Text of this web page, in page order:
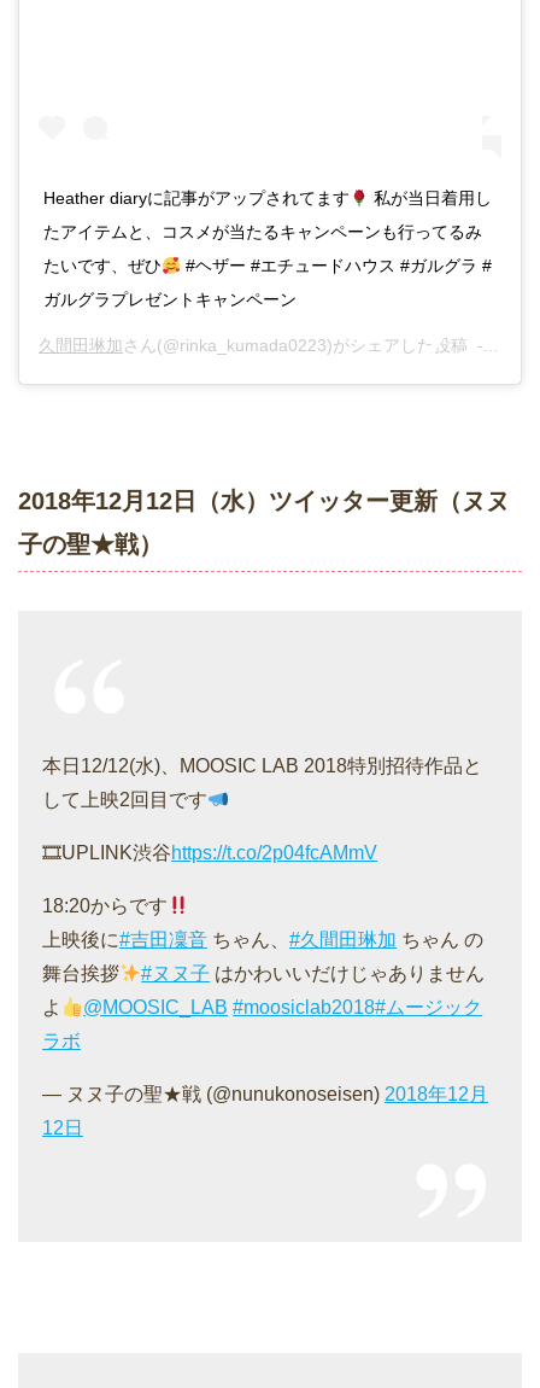
Heather diaryに記事がアップされてます
私が当日着用し
たアイテムと、コスメが当たるキャンペーンも行ってるみ
たいです、ぜひ
#ヘザー #エチュードハウス #ガルグラ #
ガルグラプレゼントキャンペーン
久間田琳加さん(@rinka_kumada0223)がシェアした投稿 –
2018年12月12日（水）ツイッター更新（ヌヌ
子の聖★戦）
本日12/12(水)、MOOSIC LAB 2018特別招待作品と
して上映2回目です
🎞UPLINK渋谷https://t.co/2p04fcAMmV
18:20からです
上映後に#吉田凜音 ちゃん、 #久間田琳加 ちゃん の
舞台挨拶
#ヌヌ子 はかわいいだけじゃありません
よ
@MOOSIC_LAB #moosiclab2018#ムージック
ラボ
— ヌヌ子の聖★戦 (@nunukonoseisen) 2018年12月
12日